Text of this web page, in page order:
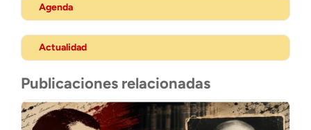
Agenda
Actualidad
Publicaciones relacionadas